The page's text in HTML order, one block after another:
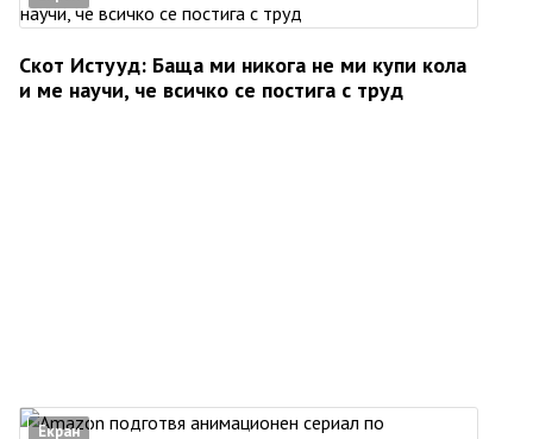
Скот Истууд: Баща ми никога не ми купи кола
и ме научи, че всичко се постига с труд
Екран